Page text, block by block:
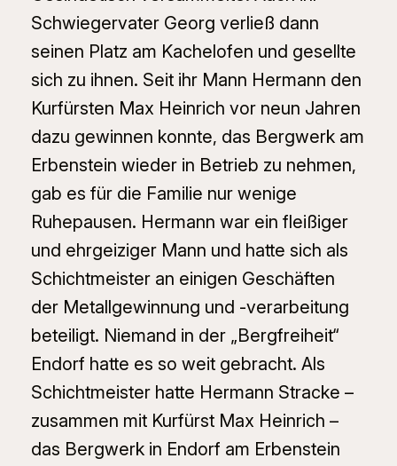
Schwiegervater Georg verließ dann
seinen Platz am Kachelofen und gesellte
sich zu ihnen. Seit ihr Mann Hermann den
Kurfürsten Max Heinrich vor neun Jahren
dazu gewinnen konnte, das Bergwerk am
Erbenstein wieder in Betrieb zu nehmen,
gab es für die Familie nur wenige
Ruhepausen. Hermann war ein fleißiger
und ehrgeiziger Mann und hatte sich als
Schichtmeister an einigen Geschäften
der Metallgewinnung und -verarbeitung
beteiligt. Niemand in der „Bergfreiheit“
Endorf hatte es so weit gebracht. Als
Schichtmeister hatte Hermann Stracke –
zusammen mit Kurfürst Max Heinrich –
das Bergwerk in Endorf am Erbenstein